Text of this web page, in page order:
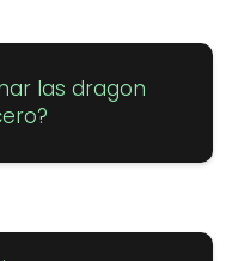
las dragon